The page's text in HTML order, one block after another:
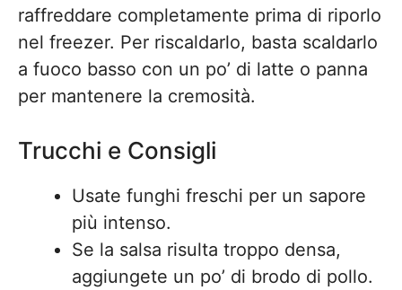
raffreddare completamente prima di riporlo
nel freezer. Per riscaldarlo, basta scaldarlo
a fuoco basso con un po’ di latte o panna
per mantenere la cremosità.
Trucchi e Consigli
Usate funghi freschi per un sapore
più intenso.
Se la salsa risulta troppo densa,
aggiungete un po’ di brodo di pollo.